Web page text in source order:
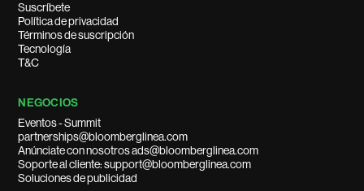
Suscríbete
Política de privacidad
Términos de suscripción
Tecnología
T&C
NEGOCIOS
Eventos - Summit
partnerships@bloomberglinea.com
Anúnciate con nosotros ads@bloomberglinea.com
Soporte al cliente: support@bloomberglinea.com
Soluciones de publicidad